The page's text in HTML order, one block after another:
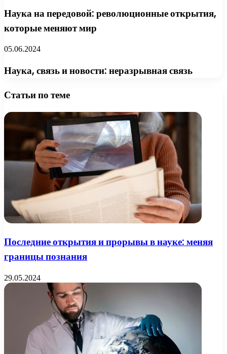
Наука на передовой: революционные открытия,
которые меняют мир
05.06.2024
Наука, связь и новости: неразрывная связь
Статьи по теме
Последние открытия и прорывы в науке: меняя
границы познания
29.05.2024